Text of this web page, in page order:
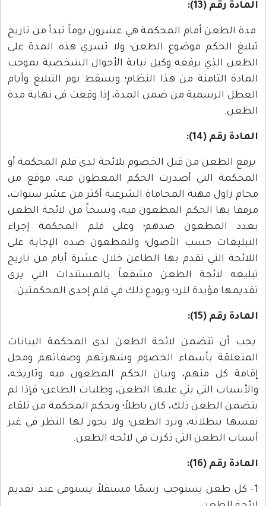
المادة رقم (13):
مدة الطعن أمام المحكمة هي عشرون يوماً تبدأ من تاريخ
تبليغ الحكم موضوع الطعن؛ ولا تسري هذه المدة على
الطعن الذي يرفعه وكيل نيابة الأحوال الشخصية بموجب
المادة الثامنة من هذا النظام؛ ويسقط يوم التبليغ وأيام
العطل الرسمية من ضمن المدة، إذا وقعت في نهاية مدة
الطعن.
المادة رقم (14):
يرفع الطعن من قبل الخصوم بلائحة لدى قلم المحكمة أو
المحكمة التي أصدرت الحكم المعطون فيه، موقع من
محام زاول مهنة المحاماة الشرعية أكثر من عشر سنوات،
مرفقا بها الحكم المطعون فيه، ونسخاً من لائحة الطعن
بعدد المطعون ضدهم؛ وعلى قلم المحكمة إجراء
التبليغات حسب الأصول؛ وللمطعون ضده الإجابة على
اللائحة التي تقدم بها الطاعن خلال عشرة أيام من تاريخ
تبليغه لائحة الطعن مشفعاً بالمستندات التي يرى
تقديمها مؤيدة للرد؛ ويودع ذلك في قلم إحدى المحكمتين.
المادة رقم (15):
يجب أن تتضمن لائحة الطعن لدى المحكمة البيانات
المتعلقة بأسماء الخصوم وشهرتهم وصفاتهم ومحل
إقامة كل منهم، وبيان الحكم المطعون فيه وتاريخه،
والأسباب التي بني عليها الطعن، وطلبات الطاعن؛ فإذا لم
يتضمن الطعن ذلك، كان باطلاً؛ وتحكم المحكمة من تلقاء
نفسها ببطلانه، وترد الطعن؛ ولا يجوز لها النظر في غير
أسباب الطعن التي ذكرت في لائحة الطعن.
المادة رقم (16):
1- كل طعن يستوجب رسمًا مستقلاً يستوفى عند تقديم